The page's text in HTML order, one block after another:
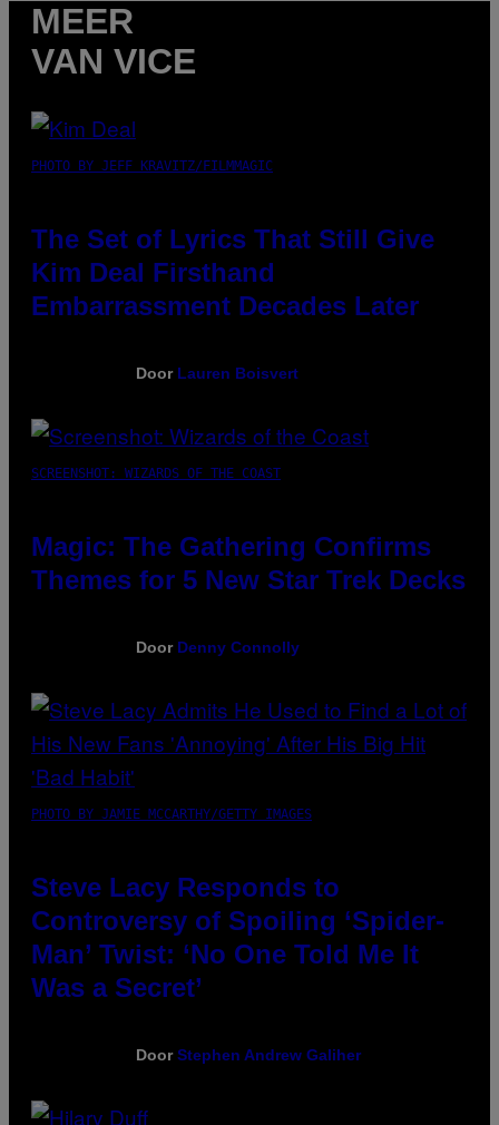
MEER
VAN VICE
PHOTO BY JEFF KRAVITZ/FILMMAGIC
The Set of Lyrics That Still Give
Kim Deal Firsthand
Embarrassment Decades Later
Door Lauren Boisvert
SCREENSHOT: WIZARDS OF THE COAST
Magic: The Gathering Confirms
Themes for 5 New Star Trek Decks
Door Denny Connolly
PHOTO BY JAMIE MCCARTHY/GETTY IMAGES
Steve Lacy Responds to
Controversy of Spoiling ‘Spider-
Man’ Twist: ‘No One Told Me It
Was a Secret’
DoorStephen Andrew Galiher